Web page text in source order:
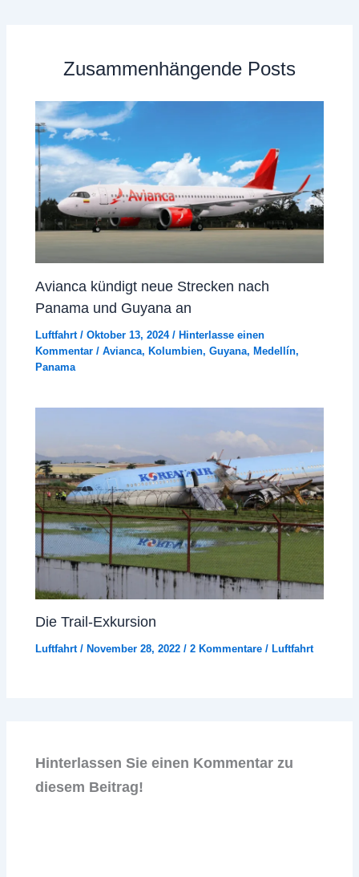
Zusammenhängende Posts
Avianca kündigt neue Strecken nach
Panama und Guyana an
Luftfahrt/Oktober 13, 2024/ Hinterlasse einen
Kommentar /Avianca, Kolumbien,Guyana, Medellín,
Panama
Die Trail-Exkursion
Luftfahrt/ November 28, 2022/2 Kommentare / Luftfahrt
Hinterlassen Sie einen Kommentar zu
diesem Beitrag!